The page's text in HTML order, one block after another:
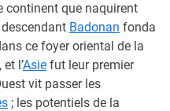
continent que naquirent
descendant Badonan fonda
ce foyer oriental de la
l’Asie fut leur premier
vit passer les
; les potentiels de la